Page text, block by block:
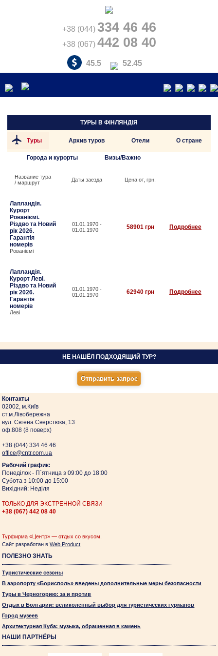
+38 (044) 334 46 46
+38 (067) 442 08 40
45.5 52.45
ТУРЫ В ФІНЛЯНДІЯ
Туры Архив туров Отели О стране
Города и курорты Визы/Важно
Название тура
/ маршрут
Даты заезда Цена от, грн.
Лапландія.
Курорт
Рованіємі.
Різдво та Новий
рік 2026.
Гарантія
номерів
Рованіємі
01.01.1970 -
01.01.1970
58901 грн Подробнее
Лапландія.
Курорт Леві.
Різдво та Новий
рік 2026.
Гарантія
номерів
Леві
01.01.1970 -
01.01.1970
62940 грн Подробнее
НЕ НАШЁЛ ПОДХОДЯЩИЙ ТУР?
Контакты
02002, м.Київ
ст.м.Лівобережна
вул. Євгена Сверстюка, 13
оф.808 (8 поверх)
+38 (044)334 46 46
оffice@cntr.com.ua
Рабочий график:
Понеділок - П`ятница з 09:00 до 18:00
Субота з 10:00 до 15:00
Вихідний: Неділя
ТОЛЬКО ДЛЯ ЭКСТРЕННОЙ СВЯЗИ
+38 (067)442 08 40
Турфирма «Центр» — отдых со вкусом.
Сайт разработан вWeb Product
ПОЛЕЗНО ЗНАТЬ
Туристические сезоны
В аэропорту «Борисполь» введены дополнительные меры безопасности
Туры в Черногорию: за и против
Отдых в Болгарии: великолепный выбор для туристических гурманов
Город музеев
Архитектурная Куба: музыка, обращенная в камень
НАШИ ПАРТНЁРЫ